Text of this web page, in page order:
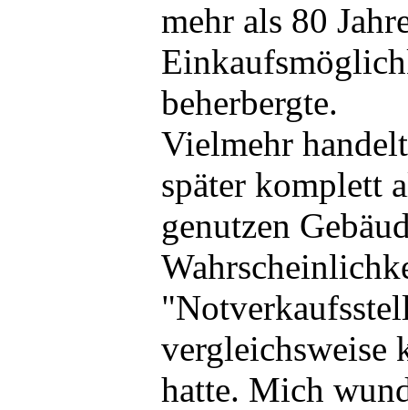
mehr als 80
beherbergte.
Vielmehr
später komplett
genutzen
vergleichsweise
hatte. Mich